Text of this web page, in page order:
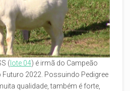
( lote 04) é irmã do Campeão
Futuro 2022. Possuindo Pedigree
qualidade, também é forte,